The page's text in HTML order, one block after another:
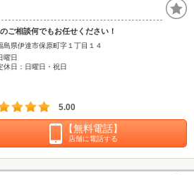
ご相談何でもお任せください！
島県伊達市保原町字１丁目１４
曜日
休日：日曜日・祝日
5.00
【無料電話】
店舗に電話する